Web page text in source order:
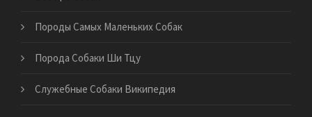
Породы Самых Маленьких Собак
Порода Собаки Ши Тцу
Служебные Собаки Википедия